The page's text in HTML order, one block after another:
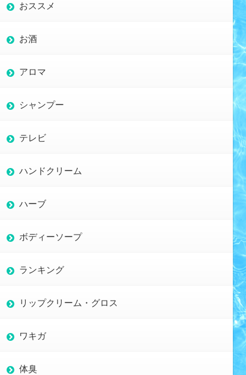
おススメ
お酒
アロマ
シャンプー
テレビ
ハンドクリーム
ハーブ
ボディーソープ
ランキング
リップクリーム・グロス
ワキガ
体臭